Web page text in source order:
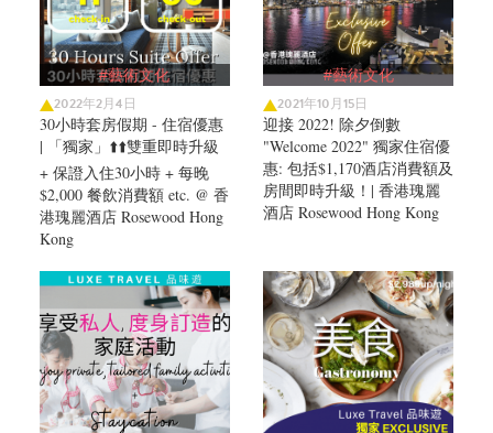
#藝術文化
2022年2月4日
30小時套房假期 - 住宿優惠
| 「獨家」⬆️⬆️雙重即時升級
+ 保證入住30小時 + 每晚
$2,000 餐飲消費額 etc. @ 香
港瑰麗酒店 Rosewood Hong
Kong
#藝術文化
2021年10月15日
迎接 2022! 除夕倒數
"Welcome 2022" 獨家住宿優
惠: 包括$1,170酒店消費額及
房間即時升級！| 香港瑰麗
酒店 Rosewood Hong Kong